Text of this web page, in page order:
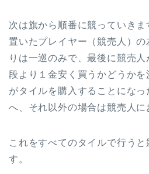
次は旗から順番に競っていき
置いたプレイヤー（競売人）
りは一巡のみで、最後に競売
段より１金安く買うかどうかを
がタイルを購入することになっ
へ、それ以外の場合は競売人に
これをすべてのタイルで行う
す。